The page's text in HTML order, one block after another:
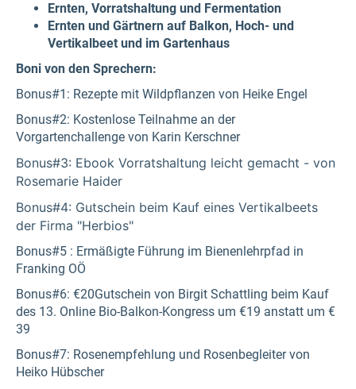
Ernten, Vorratshaltung und Fermentation
Ernten und Gärtnern auf Balkon, Hoch- und
Vertikalbeet und im Gartenhaus
Boni von den Sprechern:
Bonus#1: Rezepte mit Wildpflanzen von Heike Engel
Bonus#2: Kostenlose Teilnahme an der
Vorgartenchallenge von Karin Kerschner
Bonus#3: Ebook Vorratshaltung leicht gemacht - von
Rosemarie Haider
Bonus#4: Gutschein beim Kauf eines Vertikalbeets
der Firma "Herbios"
Bonus#5 : Ermäßigte Führung im Bienenlehrpfad in
Franking OÖ
Bonus#6: €20Gutschein von Birgit Schattling beim Kauf
des 13. Online Bio-Balkon-Kongress um €19 anstatt um €
39
Bonus#7: Rosenempfehlung und Rosenbegleiter von
Heiko Hübscher